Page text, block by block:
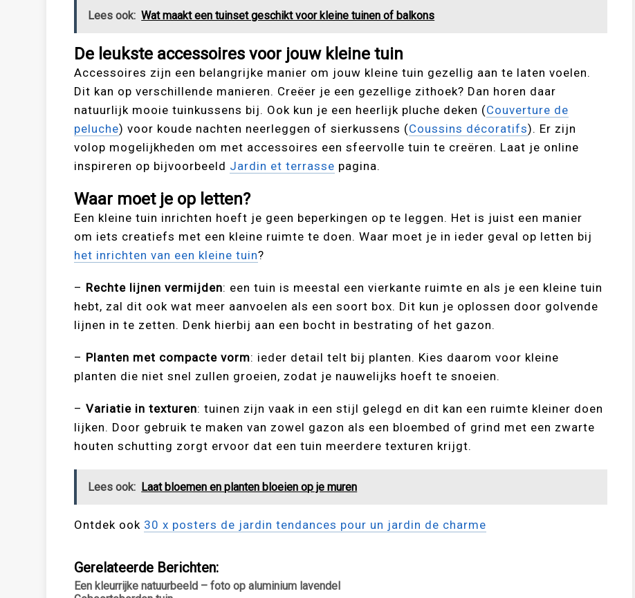
Lees ook: Wat maakt een tuinset geschikt voor kleine tuinen of balkons
De leukste accessoires voor jouw kleine tuin
Accessoires zijn een belangrijke manier om jouw kleine tuin gezellig aan te laten voelen.
Dit kan op verschillende manieren. Creëer je een gezellige zithoek? Dan horen daar
natuurlijk mooie tuinkussens bij. Ook kun je een heerlijk pluche deken (Couverture de
peluche) voor koude nachten neerleggen of sierkussens (Coussins décoratifs). Er zijn
volop mogelijkheden om met accessoires een sfeervolle tuin te creëren. Laat je online
inspireren op bijvoorbeeld Jardin et terrasse pagina.
Waar moet je op letten?
Een kleine tuin inrichten hoeft je geen beperkingen op te leggen. Het is juist een manier
om iets creatiefs met een kleine ruimte te doen. Waar moet je in ieder geval op letten bij
het inrichten van een kleine tuin?
– Rechte lijnen vermijden: een tuin is meestal een vierkante ruimte en als je een kleine tuin
hebt, zal dit ook wat meer aanvoelen als een soort box. Dit kun je oplossen door golvende
lijnen in te zetten. Denk hierbij aan een bocht in bestrating of het gazon.
– Planten met compacte vorm: ieder detail telt bij planten. Kies daarom voor kleine
planten die niet snel zullen groeien, zodat je nauwelijks hoeft te snoeien.
–Variatie in texturen: tuinen zijn vaak in een stijl gelegd en dit kan een ruimte kleiner doen
lijken. Door gebruik te maken van zowel gazon als een bloembed of grind met een zwarte
houten schutting zorgt ervoor dat een tuin meerdere texturen krijgt.
Lees ook: Laat bloemen en planten bloeien op je muren
Ontdek ook 30 x posters de jardin tendances pour un jardin de charme
Gerelateerde Berichten:
Een kleurrijke natuurbeeld – foto op aluminium lavendel